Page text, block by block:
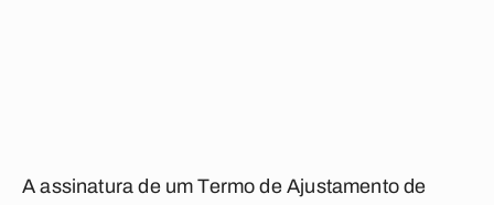
A assinatura de um Termo de Ajustamento de